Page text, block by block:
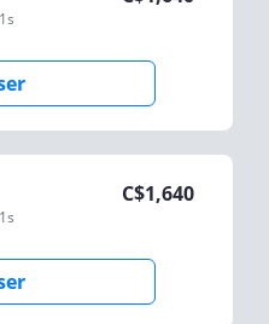
C$1,640